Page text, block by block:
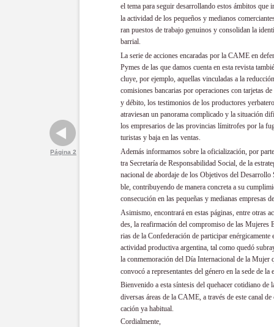
Página 2
el tema para seguir desarrollando estos ámbitos que
la actividad de los pequeños y medianos
ran puestos de trabajo genuinos y consolidan la
barrial.
La serie de acciones encaradas por la CAME en
Pymes de las que damos cuenta en esta revista
cluye, por ejemplo, aquellas vinculadas a la
comisiones bancarias por operaciones con tarjetas
y débito, los testimonios de los productores
atraviesan un panorama complicado y la situación
los empresarios de las provincias límitrofes por la
turistas y baja en las ventas.
Además informamos sobre la oficialización, por
tra Secretaría de Responsabilidad Social, de la
nacional de abordaje de los Objetivos del Desarrollo
ble, contribuyendo de manera concreta a su
consecución en las pequeñas y medianas empresas
Asimismo, encontrará en estas páginas, entre otras
des, la reafirmación del compromiso de las Mujeres
rias de la Confederación de participar enérgicamente
actividad productiva argentina, tal como quedó
la conmemoración del Día Internacional de la Mujer
convocó a representantes del género en la sede de la
Bienvenido a esta síntesis del quehacer cotidiano de
diversas áreas de la CAME, a través de este canal
cación ya habitual.
Cordialmente,